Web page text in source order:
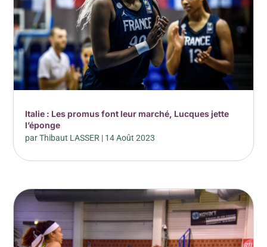
Italie : Les promus font leur marché, Lucques jette
l’éponge
parThibaut LASSER | 14 Août 2023